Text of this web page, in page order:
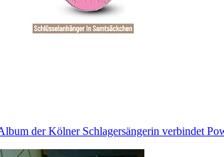
der Kölner Schlagersängerin verbindet